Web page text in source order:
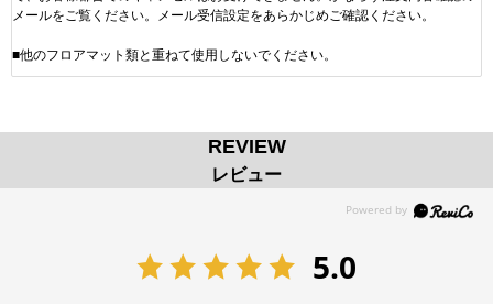
メールをご覧ください。メール受信設定をあらかじめご確認ください。
■他のフロアマット類と重ねて使用しないでください。
REVIEW
レビュー
5.0